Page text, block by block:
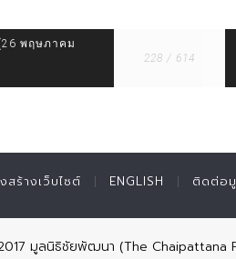
พฤษภาคม
228 / 614
สร้างเว็บไซต์ ENGLISH ติดต่อ
มูลนิธิชัยพัฒนา (The Chaipattana